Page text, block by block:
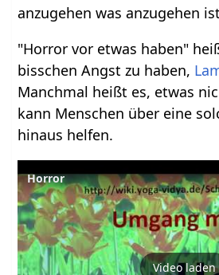
anzugehen was anzugehen
"Horror vor etwas haben"
bisschen Angst zu haben,
Manchmal heißt es, etwas
kann Menschen über eine
hinaus helfen.
Horror
Video laden